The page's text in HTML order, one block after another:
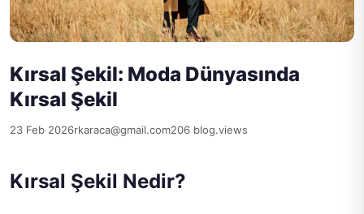
Kırsal Şekil: Moda Dünyasında
Kırsal Şekil
23 Feb 2026rkaraca@gmail.com206 blog.views
Kırsal Şekil Nedir?